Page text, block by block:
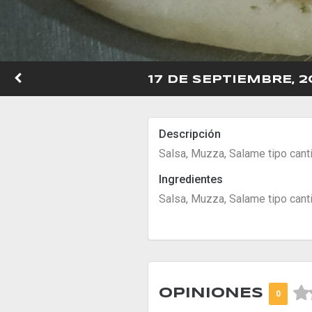
17 DE SEPTIEMBRE,
Descripción
Salsa, Muzza, Salame tipo
Ingredientes
Salsa, Muzza, Salame tipo
OPINIONES 0